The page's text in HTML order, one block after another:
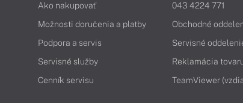
Ako nakupovať
Možnosti doručenia a platby
Podpora a servis
Servisné služby
Cenník servisu
043 4224 771
Obchodné
Servisné
Reklamácia
TeamViewer